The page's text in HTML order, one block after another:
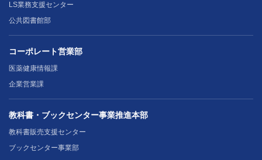
LS業務支援センター
公共図書館部
コーポレート営業部
医薬健康情報課
企業営業課
教科書・ブックセンター事業推進本部
教科書販売支援センター
ブックセンター事業部